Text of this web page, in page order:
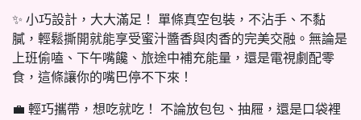
✨ 小巧設計，大大滿足！ 單條真空包裝，不沾手、不黏
膩，輕鬆撕開就能享受蜜汁醬香與肉香的完美交融。無論是
上班偷嗑、下午嘴饞、旅途中補充能量，還是電視劇配零
食，這條讓你的嘴巴停不下來！
💼 輕巧攜帶，想吃就吃！ 不論放包包、抽屜，還是口袋裡